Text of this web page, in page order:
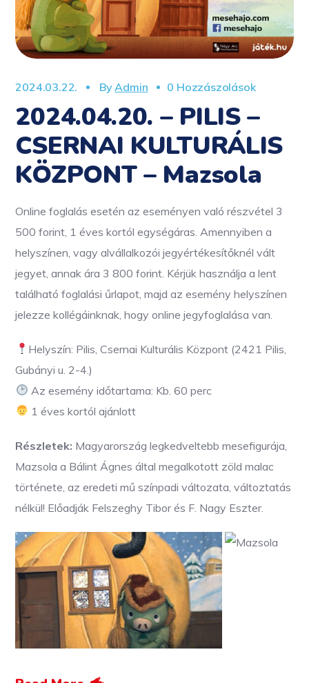
2024.03.22. ByAdmin 0 Hozzászolások
2024.04.20. – PILIS –
CSERNAI KULTURÁLIS
KÖZPONT – Mazsola
Online foglalás esetén az eseményen való részvétel 3
500 forint, 1 éves kortól egységáras. Amennyiben a
helyszínen, vagy alvállalkozói jegyértékesítőknél vált
jegyet, annak ára 3 800 forint. Kérjük használja a lent
található foglalási űrlapot, majd az esemény helyszínen
jelezze kollégáinknak, hogy online jegyfoglalása van.
Helyszín: Pilis, Csernai Kulturális Központ (2421 Pilis,
Gubányi u. 2-4.)
Az esemény időtartama: Kb. 60 perc
1 éves kortól ajánlott
Részletek: Magyarország legkedveltebb mesefigurája,
Mazsola a Bálint Ágnes által megalkotott zöld malac
története, az eredeti mű színpadi változata, változtatás
nélkül! Előadják Felszeghy Tibor és F. Nagy Eszter.